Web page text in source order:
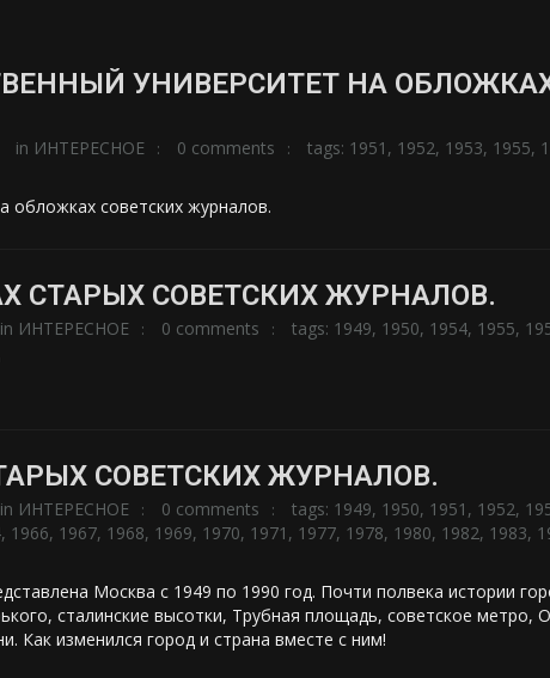
УНИВЕРСИТЕТ НА
in ИНТЕРЕСНОЕ 0 comments tags: 1951 , 1952, 1953, 1955,
обложках советских журналов.
СТАРЫХ СОВЕТСКИХ ЖУРНАЛОВ.
in ИНТЕРЕСНОЕ 0 comments tags: 1949, 1950, 1954, 1955,
СОВЕТСКИХ ЖУРНАЛОВ.
in ИНТЕРЕСНОЕ 0 comments tags: 1949, 1950, 1951 , 1952,
, 1966, 1967, 1968, 1969, 1970, 1971 , 1977, 1978, 1980, 1982, 1983,
Москва с 1949 по 1990 год. Почти полвека истории
сталинские высотки, Трубная площадь, советское метро,
Как изменился город и страна вместе с ним!